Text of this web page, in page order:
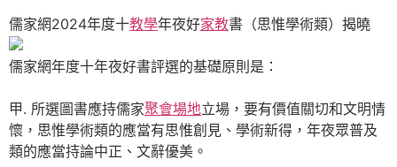
儒家網2024年度十教學年夜好家教書（思惟學術類）揭曉
儒家網年度十年夜好書評選的基礎原則是：
甲. 所選圖書應持儒家聚會場地立場，要有價值關切和文明情
懷，思惟學術類的應當有思惟創見、學術新得，年夜眾普及
類的應當持論中正、文辭優美。